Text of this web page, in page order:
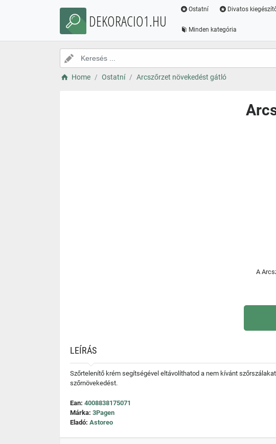
DEKORACIO1.HU
Ostatní Divatos
Minden kategória
Home Ostatní Arcszőrzet növekedést gátló
A
LEÍRÁS
Szőrtelenítő krém segítségével eltávolíthatod a nem kívánt
szőrnövekedést.
Ean: 4008838175071
Márka: 3Pagen
Eladó: Astoreo